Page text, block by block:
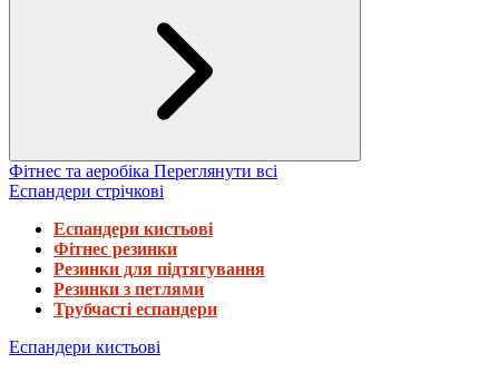
Фітнес та аеробіка Переглянути всі
Еспандери стрічкові
Еспандери кистьові
Фітнес резинки
Резинки для підтягування
Резинки з петлями
Трубчасті еспандери
Еспандери кистьові